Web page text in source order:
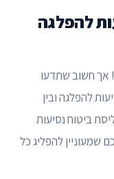
להפלגה
אך חשוב שתדעו
להפלגה ובין
ביטוח נסיעות
שמעוניין להפליג כל